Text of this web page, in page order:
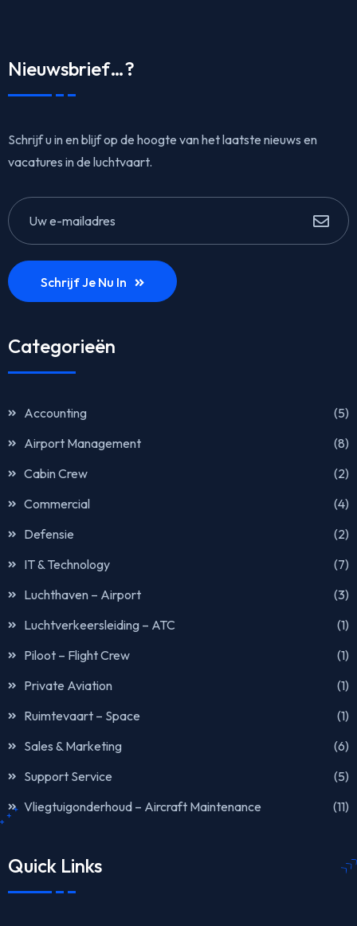
Nieuwsbrief…?
Schrijf u in en blijf op de hoogte van het laatste nieuws en
vacatures in de luchtvaart.
Schrijf Je Nu In
Categorieën
Accounting
(5)
Airport Management
(8)
Cabin Crew
(2)
Commercial
(4)
Defensie
(2)
IT & Technology
(7)
Luchthaven – Airport
(3)
Luchtverkeersleiding – ATC
(1)
Piloot – Flight Crew
(1)
Private Aviation
(1)
Ruimtevaart – Space
(1)
Sales & Marketing
(6)
Support Service
(5)
Vliegtuigonderhoud – Aircraft Maintenance
(11)
Quick Links